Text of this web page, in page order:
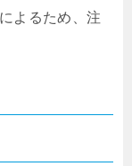
よるため、注